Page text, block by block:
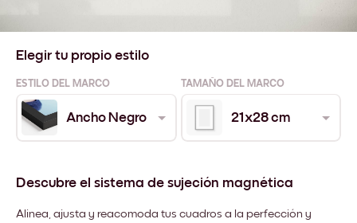
Elegir tu propio estilo
ESTILO DEL MARCO TAMAÑO DEL MARCO
Ancho Negro 21x28 cm
Descubre el sistema de sujeción magnética
Alinea, ajusta y reacomoda tus cuadros a la perfección y